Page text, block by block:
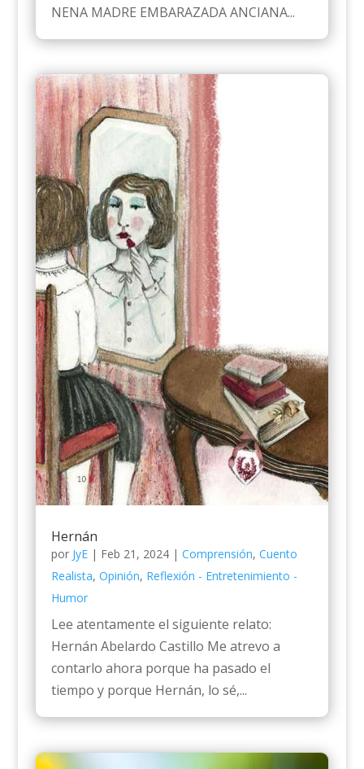
NENA MADRE EMBARAZADA ANCIANA...
Hernán
por JyE| Feb 21, 2024| Comprensión, Cuento
Realista, Opinión, Reflexión - Entretenimiento -
Humor
Lee atentamente el siguiente relato:
Hernán Abelardo Castillo Me atrevo a
contarlo ahora porque ha pasado el
tiempo y porque Hernán, lo sé,...